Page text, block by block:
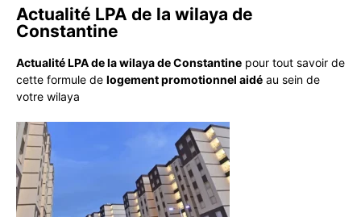
Actualité LPA de la wilaya de
Constantine
Actualité LPA de la wilaya de Constantine pour tout savoir de
cette formule de logement promotionnel aidé au sein de
votre wilaya